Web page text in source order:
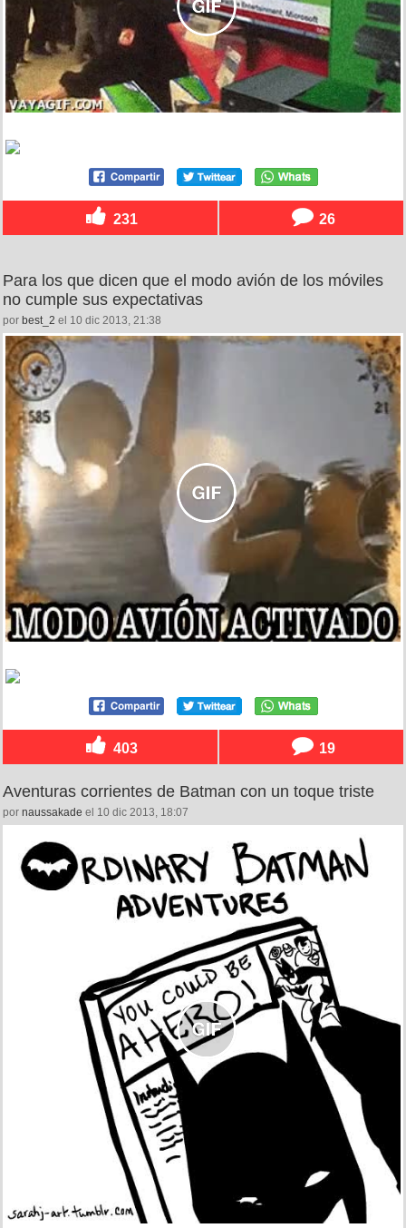
231 26
Para los que dicen que el modo avión de los móviles
no cumple sus expectativas
por best_2 el 10 dic 2013, 21:38
403 19
Aventuras corrientes de Batman con un toque triste
por naussakade el 10 dic 2013, 18:07